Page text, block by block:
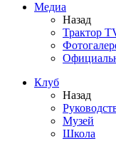
Медиа
Назад
Трактор
Клуб
Назад
Музей
Школа